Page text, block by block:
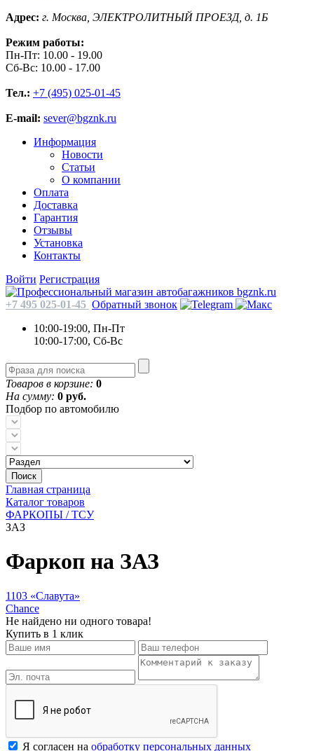
Адрес: г. Москва, ЭЛЕКТРОЛИТНЫЙ ПРОЕЗД, д. 1Б
Режим работы:
Пн-Пт: 10.00 - 19.00
Сб-Вс: 10.00 - 17.00
Тел.: +7 (495) 025-01-45
E-mail: sever@bgznk.ru
Информация
Новости
Статьи
О компании
Оплата
Доставка
Гарантия
Отзывы
Установка
Контакты
Войти Регистрация
+7 495 025-01-45 Обратный звонок
10:00-19:00, Пн-Пт
10:00-17:00, Сб-Вс
Товаров в корзине: 0
На сумму: 0 руб.
Подбор по автомобилю
Поиск
Главная страница
Каталог товаров
ФАРКОПЫ / ТСУ
ЗАЗ
Фаркоп на ЗАЗ
1103 «Славута»
Chance
Не найдено ни одного товара!
Купить в 1 клик
Я согласен на обработку персональных данных